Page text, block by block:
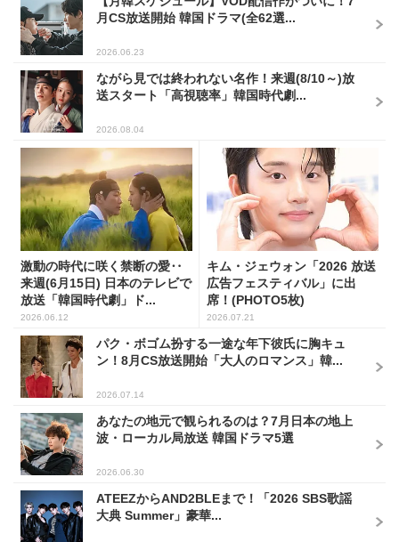
月CS放送開始 韓国ドラマ(全62選...
2026.06.23
ながら見では終われない名作！来週(8/10～)放
送スタート「高視聴率」韓国時代劇...
2026.08.04
激動の時代に咲く禁断の愛‥
来週(6月15日) 日本のテレビで
放送「韓国時代劇」ド...
2026.06.12
キム・ジェウォン「2026 放送
広告フェスティバル」に出
席！(PHOTO5枚)
2026.07.21
パク・ボゴム扮する一途な年下彼氏に胸キュ
ン！8月CS放送開始「大人のロマンス」韓...
2026.07.14
あなたの地元で観られるのは？7月日本の地上
波・ローカル局放送 韓国ドラマ5選
2026.06.30
ATEEZからAND2BLEまで！「2026 SBS歌謡
大典 Summer」豪華...